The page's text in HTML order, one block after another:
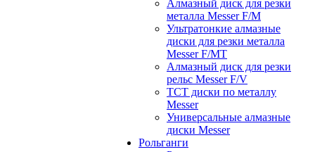
Алмазный диск для резки
металла Messer F/M
Ультратонкие алмазные
диски для резки металла
Messer F/MT
Алмазный диск для резки
рельс Messer F/V
ТСТ диски по металлу
Messer
Универсальные алмазные
диски Messer
Рольганги